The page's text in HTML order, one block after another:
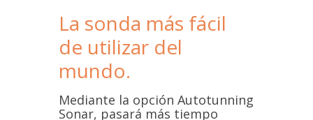
La sonda más fácil
de utilizar del
mundo.
Mediante la opción Autotunning
Sonar, pasará más tiempo